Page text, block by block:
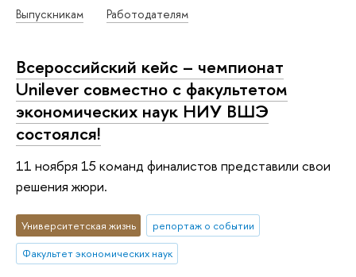
Выпускникам
Работодателям
Всероссийский кейс – чемпионат
Unilever совместно с факультетом
экономических наук НИУ ВШЭ
состоялся!
11 ноября 15 команд финалистов представили свои
решения жюри.
Университетская жизнь
репортаж о событии
Факультет экономических наук